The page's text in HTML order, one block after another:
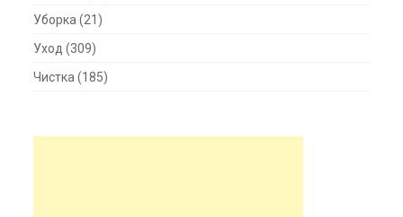
Уборка (21)
Уход (309)
Чистка (185)